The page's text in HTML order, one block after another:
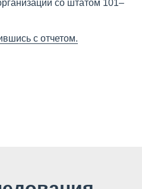
со штатом 101–
с отчетом.